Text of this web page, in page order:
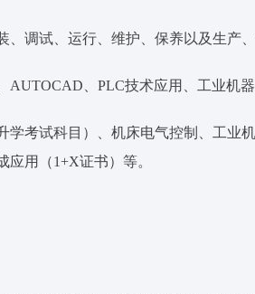
调试、运行、维护、保养以及生产
AUTOCAD、PLC技术应用、工业机
考试科目）、机床电气控制、工业
用（1+X证书）等。